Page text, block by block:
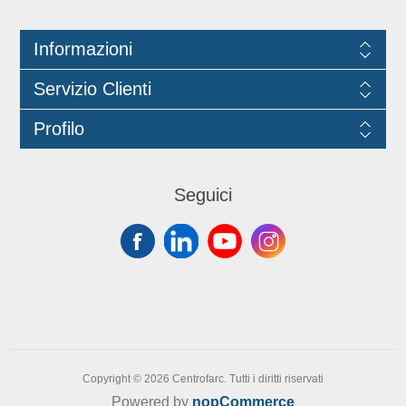
(EU)No 10/2011.
Informazioni
Servizio Clienti
Profilo
Seguici
Copyright © 2026 Centrofarc. Tutti i diritti riservati
Powered by nopCommerce